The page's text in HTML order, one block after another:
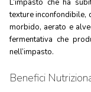
L’impasto che ha
texture inconfondibile,
morbido, aerato e
fermentativa che
nell’impasto.
Benefici